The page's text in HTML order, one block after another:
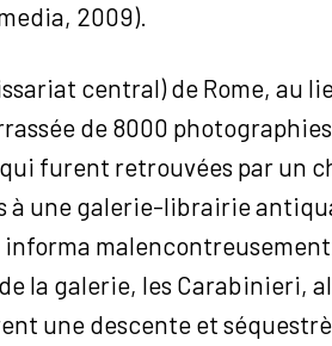
2009).
central) de Rome, au
de 8000
furent retrouvées par un
à une galerie-librairie
la galerie, les Carabinieri,
une descente et